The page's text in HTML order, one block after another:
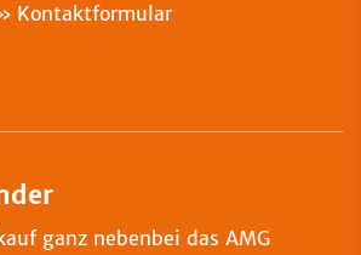
Kontaktformular
ganz nebenbei das AMG